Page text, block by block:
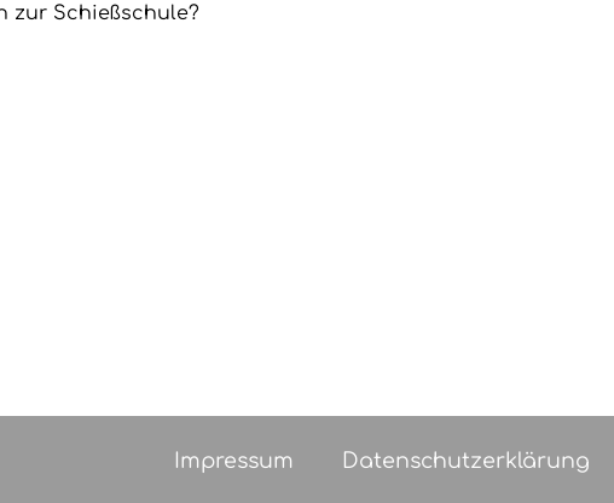
zur Schießschule?
Impressum Datenschutzerklärung